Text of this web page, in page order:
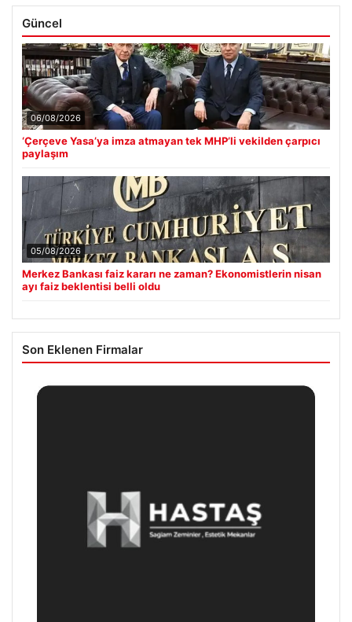
Güncel
06/08/2026
‘Çerçeve Yasa’ya imza atmayan tek MHP’li vekilden çarpıcı
paylaşım
05/08/2026
Merkez Bankası faiz kararı ne zaman? Ekonomistlerin nisan
ayı faiz beklentisi belli oldu
Son Eklenen Firmalar